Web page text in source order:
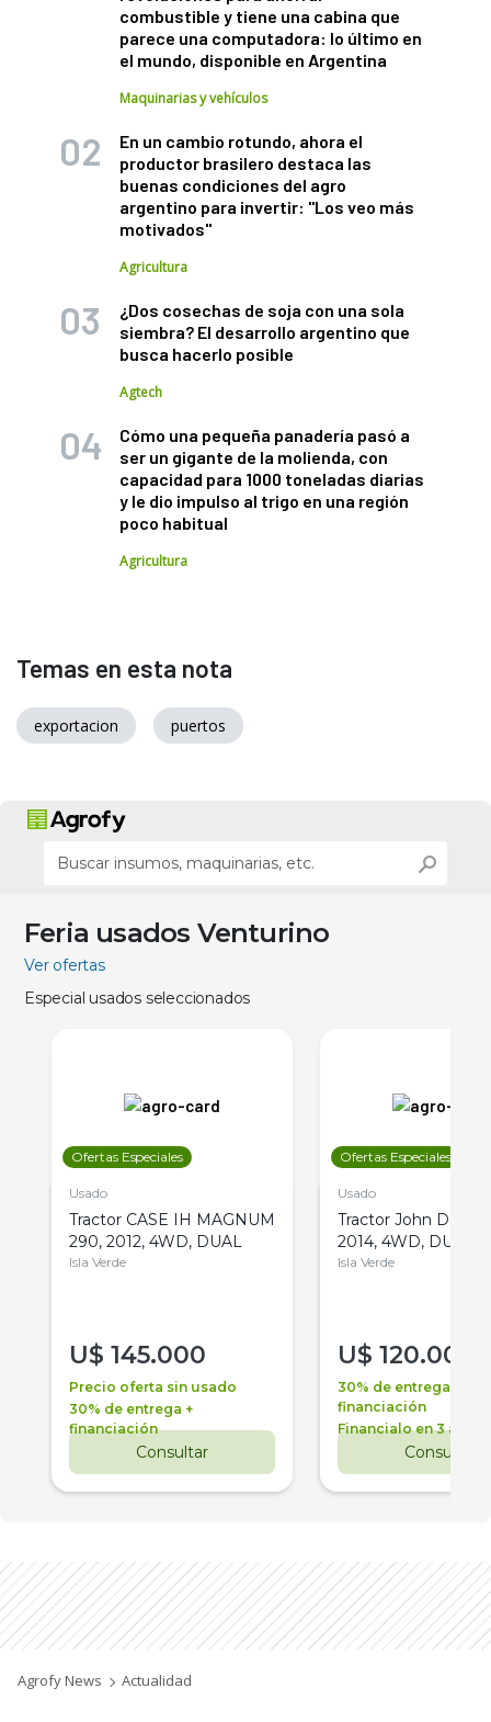
combustible y tiene una cabina que
parece una computadora: lo último en
el mundo, disponible en Argentina
Maquinarias y vehículos
En un cambio rotundo, ahora el
productor brasilero destaca las
buenas condiciones del agro
argentino para invertir: "Los veo más
motivados"
Agricultura
¿Dos cosechas de soja con una sola
siembra? El desarrollo argentino que
busca hacerlo posible
Agtech
Cómo una pequeña panadería pasó a
ser un gigante de la molienda, con
capacidad para 1000 toneladas diarias
y le dio impulso al trigo en una región
poco habitual
Agricultura
Temas en esta nota
exportacion puertos
Feria usados Venturino
Ver ofertas
Especial usados seleccionados
Ofertas Especiales
Usado
Tractor CASE IH MAGNUM
290, 2012, 4WD, DUAL
Isla Verde
U$ 145.000
Precio oferta sin usado
30% de entrega +
financiación
Consultar
Ofertas Especiales
Usado
Tractor John Deere
2014, 4WD, DUAL
Isla Verde
U$ 120.000
30% de entrega +
financiación
Financialo en 3 años
Consultar
Agrofy News Actualidad